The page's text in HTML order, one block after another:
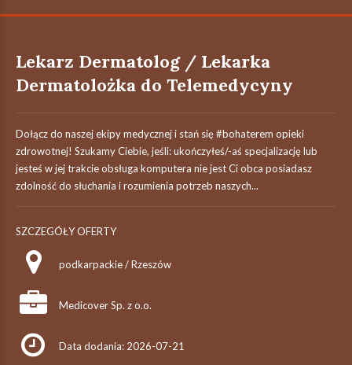
Lekarz Dermatolog / Lekarka
Dermatolożka do Telemedycyny
Dołącz do naszej ekipy medycznej i stań się #bohaterem​ opieki
zdrowotnej! Szukamy Ciebie, jeśli: ukończyłeś/-aś specjalizację lub
jesteś w jej trakcie obsługa komputera nie jest Ci obca posiadasz
zdolność do słuchania i rozumienia potrzeb naszych...
SZCZEGÓŁY OFERTY
podkarpackie / Rzeszów
Medicover Sp. z o.o.
Data dodania: 2026-07-21